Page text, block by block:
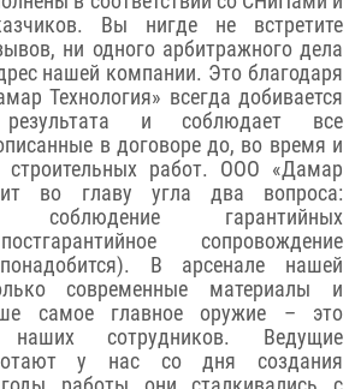
Вы нигде не встретите
ни одного арбитражного дела
нашей компании. Это благодаря
Технология» всегда добивается
результата и соблюдает все
в договоре до, во время и
строительных работ. ООО «Дамар
во главу угла два вопроса:
соблюдение гарантийных
сопровождение
В арсенале нашей
современные материалы и
самое главное оружие – это
сотрудников. Ведущие
у нас со дня создания